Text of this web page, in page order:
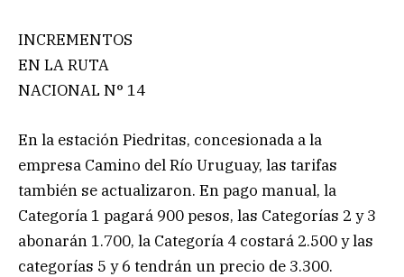
INCREMENTOS
EN LA RUTA
NACIONAL N° 14
En la estación Piedritas, concesionada a la
empresa Camino del Río Uruguay, las tarifas
también se actualizaron. En pago manual, la
Categoría 1 pagará 900 pesos, las Categorías 2 y 3
abonarán 1.700, la Categoría 4 costará 2.500 y las
categorías 5 y 6 tendrán un precio de 3.300.